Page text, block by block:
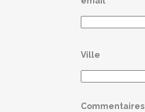
Ville
Commentaires